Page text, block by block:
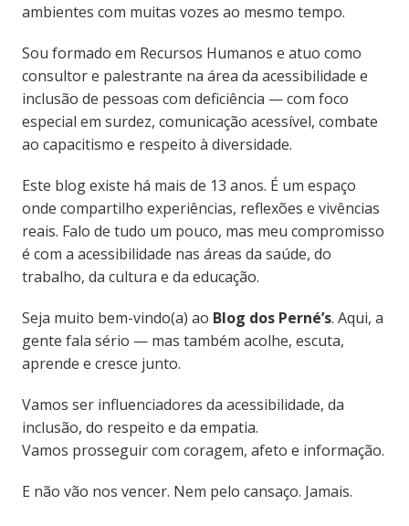
ambientes com muitas vozes ao mesmo tempo.
Sou formado em Recursos Humanos e atuo como
consultor e palestrante na área da acessibilidade e
inclusão de pessoas com deficiência — com foco
especial em surdez, comunicação acessível, combate
ao capacitismo e respeito à diversidade.
Este blog existe há mais de 13 anos. É um espaço
onde compartilho experiências, reflexões e vivências
reais. Falo de tudo um pouco, mas meu compromisso
é com a acessibilidade nas áreas da saúde, do
trabalho, da cultura e da educação.
Seja muito bem-vindo(a) ao Blog dos Perné’s. Aqui, a
gente fala sério — mas também acolhe, escuta,
aprende e cresce junto.
Vamos ser influenciadores da acessibilidade, da
inclusão, do respeito e da empatia.
Vamos prosseguir com coragem, afeto e informação.
E não vão nos vencer. Nem pelo cansaço. Jamais.